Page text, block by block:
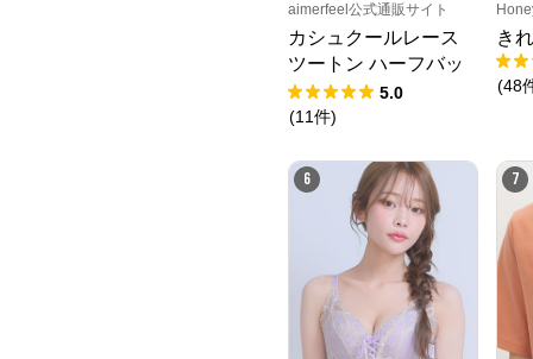
aimerfeel公式通販サイト
カシュクールレース
ツートン ハーフバッ
クショーツ5.0
(11件)
き
(48
6 7